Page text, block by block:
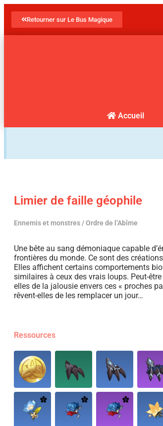
Retourner sur Le Bus Magique
Accueil
Limier de faille géophile
Ennemis et monstres / Ordre de l’Abîme
Une bête au sang démoniaque capable
frontières du monde. Ce sont des créations
Elles affichent certains comportements
similaires à ceux des vrais loups. Peut-
elles de la jalousie envers ces « proches
rêvent-elles de les remplacer un jour…
Ressources